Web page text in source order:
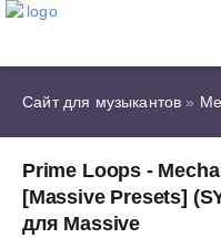
Сайт для музыкантов »
Prime Loops -
[Massive Presets]
для Massive